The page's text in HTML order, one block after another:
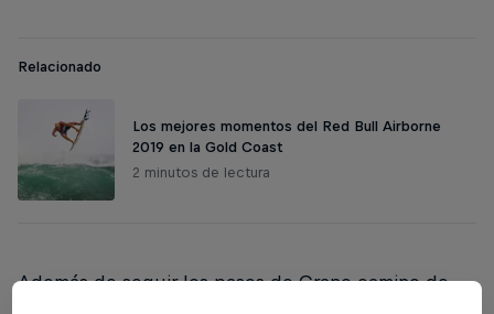
Relacionado
Los mejores momentos del Red Bull Airborne
2019 en la Gold Coast
2 minutos de lectura
Además de seguir los pasos de Crane camino de